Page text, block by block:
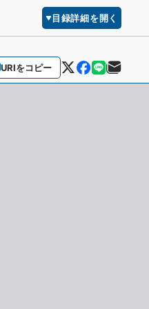
目録詳細を開く
URIをコピー